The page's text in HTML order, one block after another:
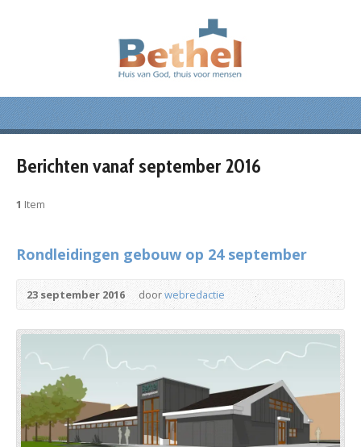
Berichten vanaf september 2016
1 Item
Rondleidingen gebouw op 24 september
23 september 2016 doorwebredactie